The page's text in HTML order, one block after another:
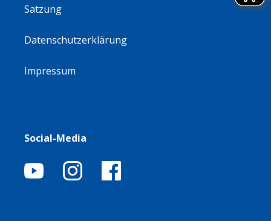
Satzung
Datenschutzerklärung
Impressum
Social-Media